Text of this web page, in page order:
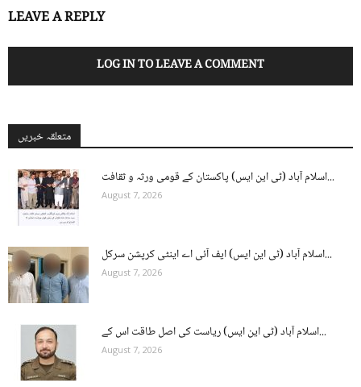
LEAVE A REPLY
LOG IN TO LEAVE A COMMENT
متعلقہ خبریں
اسلام آباد (ٹی این ایس) پاکستان کے قومی ورثہ و ثقافت...
August 7, 2026
اسلام آباد (ٹی این ایس) ایف آئی اے اینٹی کرپشن سرکل...
August 7, 2026
اسلام آباد (ٹی این ایس) ریاست کی اصل طاقت اس کے...
August 7, 2026